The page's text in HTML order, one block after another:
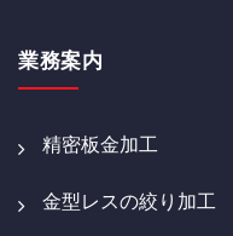
業務案内
精密板金加工
金型レスの絞り加工